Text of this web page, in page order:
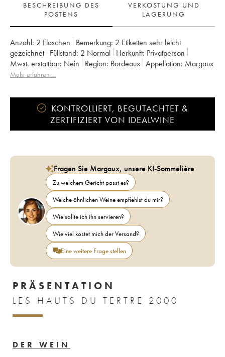
BESCHREIBUNG DES
POSTENS
VERKOSTUNG UND
LAGERUNG
Anzahl: 2 Flaschen Bemerkung: 2 Etiketten sehr leicht
gezeichnet Füllstand: 2 Normal Herkunft:
privatperson
Mwst. erstattbar:
nein Region: Bordeaux Appellation:
Margaux
Eigentümer:
Mehr erfahren …
KONTROLLIERT, BEGUTACHTET &
ZERTIFIZIERT VON IDEALWINE
Fragen Sie Margaux, unsere KI-Sommelière
Zu welchem Gericht passt es?
Welche ähnlichen Weine empfiehlst du mir?
Wie sollte ich ihn servieren?
Wie viel kostet mich der Versand?
Eine weitere Frage stellen
PRÄSENTATION
LES HAUTS DU TERTRE 2000
DER WEIN